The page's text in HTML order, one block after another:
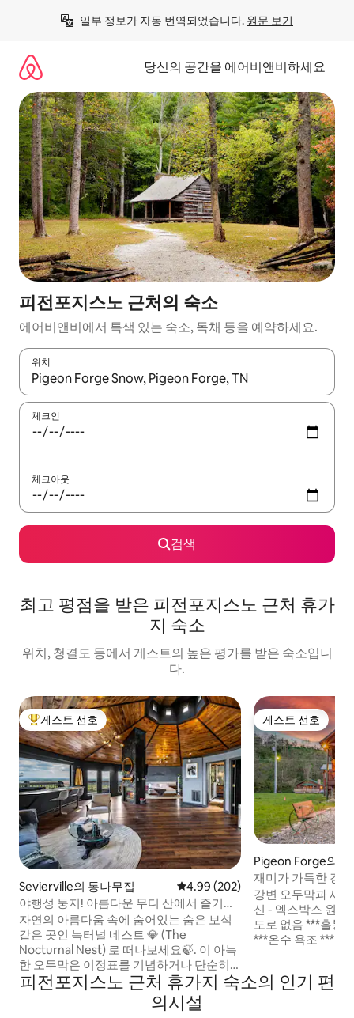
일부 정보가 자동 번역되었습니다. 원문 보기
당신의 공간을 에어비앤비하세요
피전포지스노 근처의 숙소
에어비앤비에서 특색 있는 숙소, 독채 등을 예약하세요.
위치
결과가 나오면 위·아래 화살표 키를 사용하거나 터치 또는 스와이
체크인
체크아웃
검색
최고 평점을 받은 피전포지스노 근처 휴가
지 숙소
위치, 청결도 등에서 게스트의 높은 평가를 받은 숙소입니
다.
상위 게스트 선호
게스트 선호
Sevierville의 통나무집 평점 4.99점(5점 만점), 후기 202
4.99 (202)
야행성 둥지! 아름다운 무디 산에서 즐기는
휴식!
자연의 아름다움 속에 숨어있는 숨은 보석
같은 곳인 녹터널 네스트 💎 (The
Nocturnal Nest) 로 떠나보세요🍃. 이 아늑
한 오두막은 이정표를 기념하거나 단순히
재미를 위해 사랑새를 위한 목가적인 탈출
을 제공합니다🥰! 개인 극장, 화덕🍹🏝️, 온
수 욕조, 바비큐 그릴이 있는 넓은 야외 파티
게스트 선호
게스트 선호
Pigeon Forge의
재미가 가득한 강
시 가능
강변 오두막과 새로운 가구
신 - 엑스박스 원 -
도로 없음 ***훌륭
***온수 욕조 ***낚
공개), 강가에 위치
피전포지스노 근처 휴가지 숙소의 인기 편
의시설